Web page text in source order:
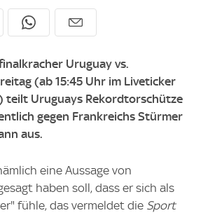
Uruguay vs.
(ab 15:45 Uhr im Liveticker
teilt Uruguays Rekordtorschütze
gegen Frankreichs Stürmer
aus.
eine Aussage von
haben soll, dass er sich als
fühle, das vermeldet die Sport